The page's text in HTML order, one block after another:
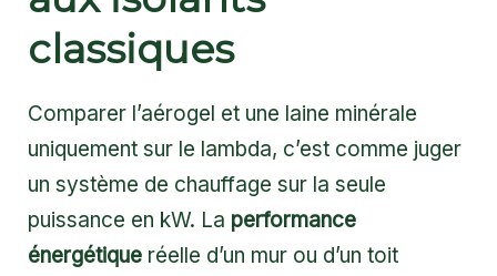
classiques
Comparer l’aérogel et une laine minérale
uniquement sur le lambda, c’est comme juger
un système de chauffage sur la seule
puissance en kW. La performance
énergétique réelle d’un mur ou d’un toit